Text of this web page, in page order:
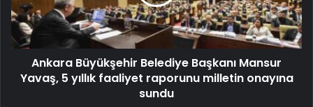
Ankara Büyükşehir Belediye Başkanı Mansur
Yavaş, 5 yıllık faaliyet raporunu milletin onayına
sundu